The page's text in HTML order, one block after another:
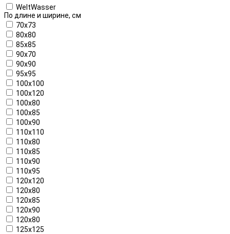
WeltWasser
По длине и ширине, см
70x73
80x80
85x85
90x70
90x90
95x95
100x100
100x120
100x80
100x85
100x90
110x110
110x80
110x85
110x90
110x95
120x120
120x80
120x85
120x90
120х80
125x125